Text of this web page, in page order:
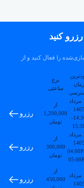
کنید
را فعال کنید و از
زمان
نرخ
ساعتی
18 مرداد
1405
14:30-
از
1,200,000
تومان
رزرو
18 مرداد
1405
از
300,000
تومان
رزرو
19 مرداد
1405
از
450,000
رزرو